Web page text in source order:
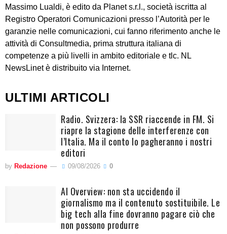
Massimo Lualdi, è edito da Planet s.r.l., società iscritta al
Registro Operatori Comunicazioni presso l’Autorità per le
garanzie nelle comunicazioni, cui fanno riferimento anche le
attività di Consultmedia, prima struttura italiana di
competenze a più livelli in ambito editoriale e tlc. NL
NewsLinet è distribuito via Internet.
ULTIMI ARTICOLI
Radio. Svizzera: la SSR riaccende in FM. Si
riapre la stagione delle interferenze con
l’Italia. Ma il conto lo pagheranno i nostri
editori
by Redazione 09/08/2026 0
AI Overview: non sta uccidendo il
giornalismo ma il contenuto sostituibile. Le
big tech alla fine dovranno pagare ciò che
non possono produrre